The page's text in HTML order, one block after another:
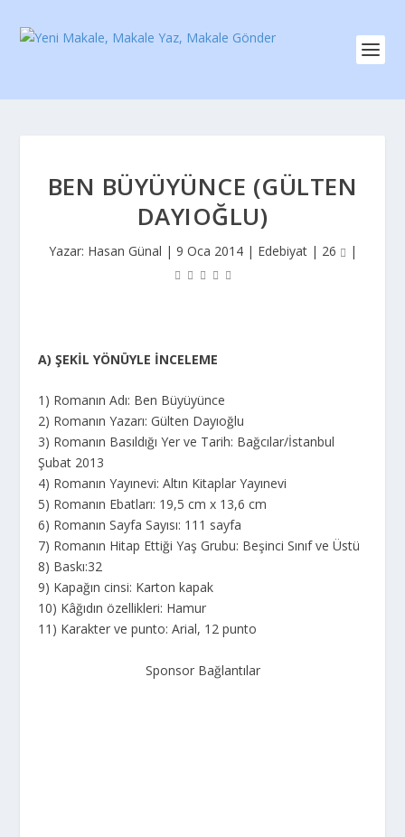
BEN BÜYÜYÜNCE (GÜLTEN
DAYIOĞLU)
Yazar: Hasan Günal | 9 Oca 2014| Edebiyat| 26 |
A) ŞEKİL YÖNÜYLE İNCELEME
1) Romanın Adı: Ben Büyüyünce
2) Romanın Yazarı: Gülten Dayıoğlu
3) Romanın Basıldığı Yer ve Tarih: Bağcılar/İstanbul
Şubat 2013
4) Romanın Yayınevi: Altın Kitaplar Yayınevi
5) Romanın Ebatları: 19,5 cm x 13,6 cm
6) Romanın Sayfa Sayısı: 111 sayfa
7) Romanın Hitap Ettiği Yaş Grubu: Beşinci Sınıf ve Üstü
8) Baskı:32
9) Kapağın cinsi: Karton kapak
10) Kâğıdın özellikleri: Hamur
11) Karakter ve punto: Arial, 12 punto
Sponsor Bağlantılar